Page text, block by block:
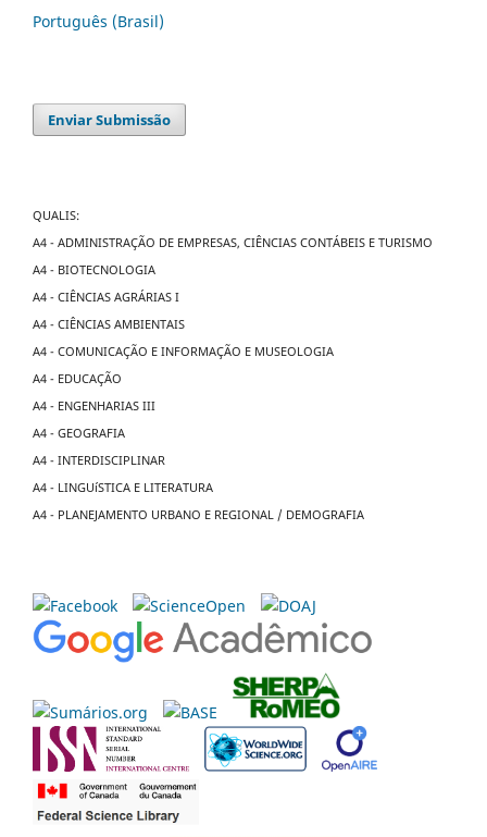
Português (Brasil)
Enviar Submissão
QUALIS:
A4 - ADMINISTRAÇÃO DE EMPRESAS, CIÊNCIAS CONTÁBEIS E TURISMO
A4 - BIOTECNOLOGIA
A4 - CIÊNCIAS AGRÁRIAS I
A4 - CIÊNCIAS AMBIENTAIS
A4 - COMUNICAÇÃO E INFORMAÇÃO E MUSEOLOGIA
A4 - EDUCAÇÃO
A4 - ENGENHARIAS III
A4 - GEOGRAFIA
A4 - INTERDISCIPLINAR
A4 - LINGUíSTICA E LITERATURA
A4 - PLANEJAMENTO URBANO E REGIONAL / DEMOGRAFIA